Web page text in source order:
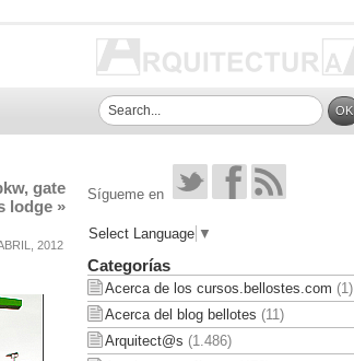
gate
lodge »
2012
Sígueme en
Select Language ▼
Categorías
Acerca de los cursos.bellostes.com (1)
Acerca del blog bellotes (11)
Arquitect@s (1.486)